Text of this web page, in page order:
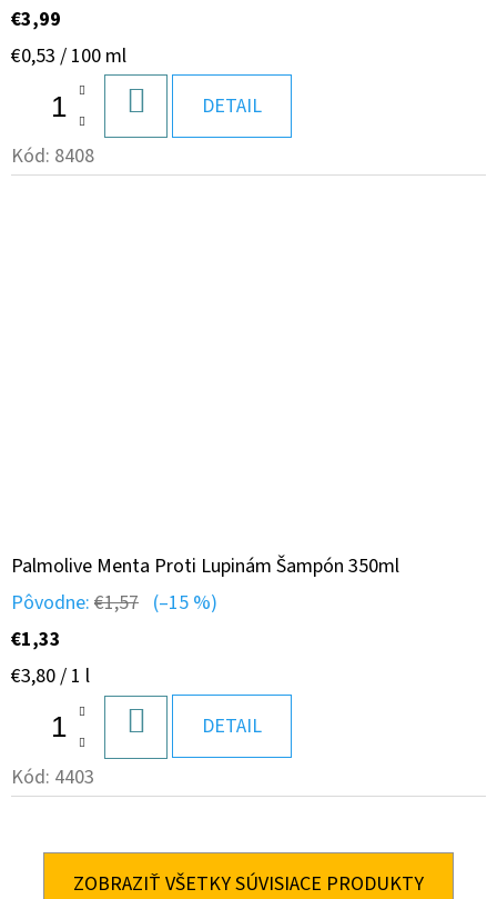
€3,99
Jednotková
€0,53 / 100 ml
KOŠÍKA
DETAIL
Kód: 8408
Palmolive Menta Proti Lupinám Šampón 350ml
Pôvodne: €1,57 (–15 %)
€1,33
Jednotková
€3,80 / 1 l
KOŠÍKA
DETAIL
Kód: 4403
ZOBRAZIŤ VŠETKY SÚVISIACE PRODUKTY